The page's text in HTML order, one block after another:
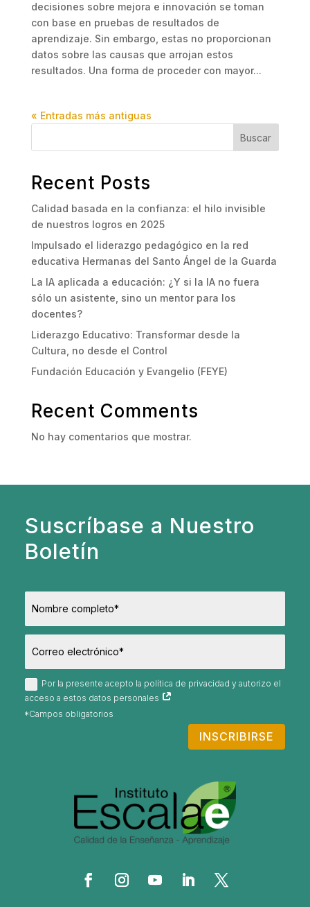
decisiones sobre mejora e innovación se toman
con base en pruebas de resultados de
aprendizaje. Sin embargo, estas no proporcionan
datos sobre las causas que arrojan estos
resultados. Una forma de proceder con mayor...
« Entradas más antiguas
Buscar
Recent Posts
Calidad basada en la confianza: el hilo invisible
de nuestros logros en 2025
Impulsado el liderazgo pedagógico en la red
educativa Hermanas del Santo Ángel de la Guarda
La IA aplicada a educación: ¿Y si la IA no fuera
sólo un asistente, sino un mentor para los
docentes?
Liderazgo Educativo: Transformar desde la
Cultura, no desde el Control
Fundación Educación y Evangelio (FEYE)
Recent Comments
No hay comentarios que mostrar.
Suscríbase a Nuestro
Boletín
Por la presente acepto la política de privacidad y autorizo el
acceso a estos datos personales
INSCRIBIRSE